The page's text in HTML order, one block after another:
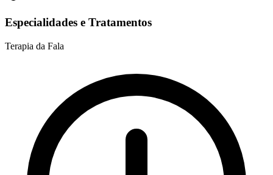
Especialidades e Tratamentos
Terapia da Fala